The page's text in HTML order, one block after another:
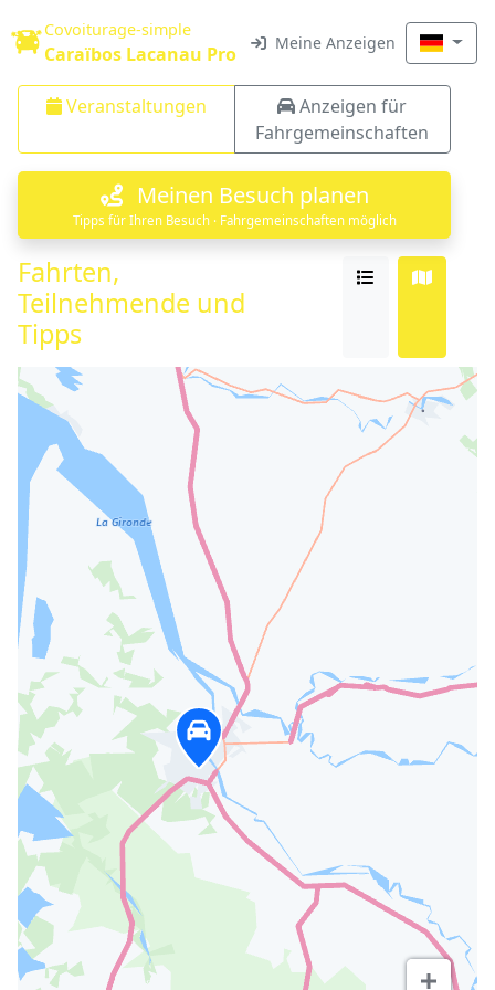
Covoiturage-simple
Caraïbos Lacanau Pro Meine Anzeigen
Veranstaltungen
Anzeigen für
Fahrgemeinschaften
Meinen Besuch planen
Tipps für Ihren Besuch · Fahrgemeinschaften möglich
Fahrten,
Teilnehmende und
Tipps